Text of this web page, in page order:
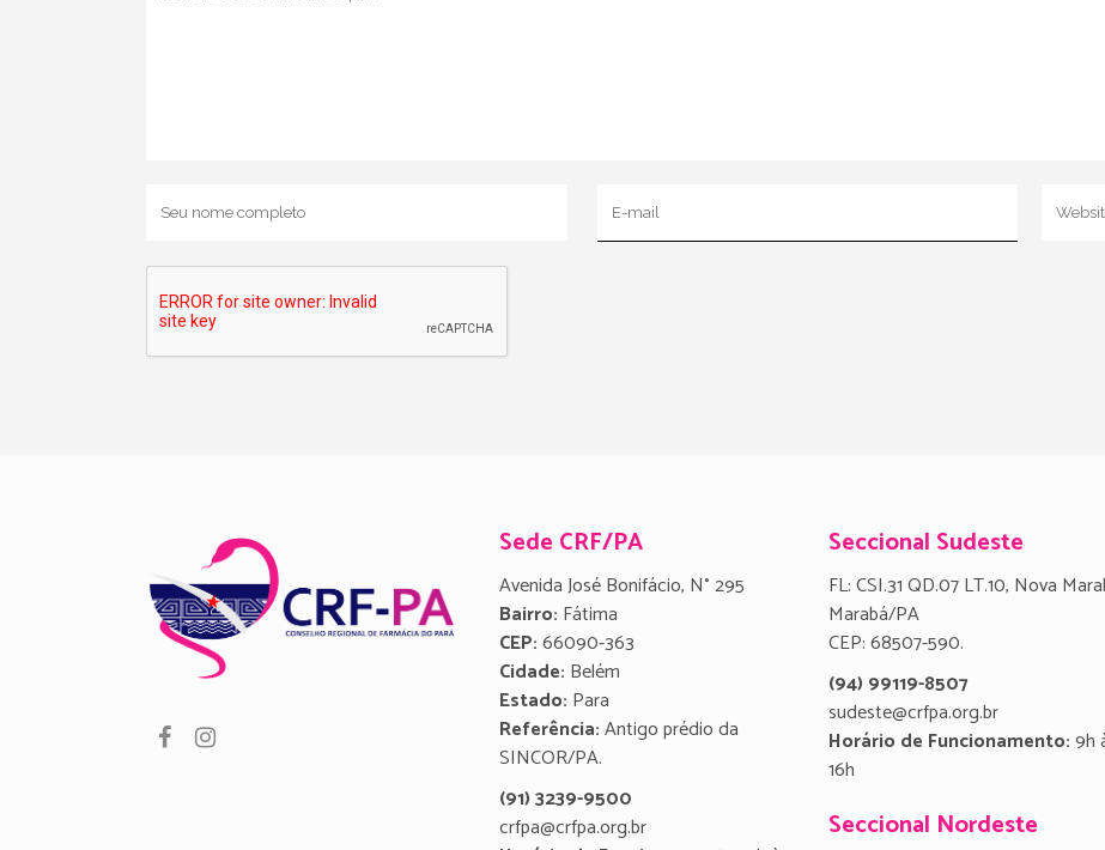
Sede CRF/PA
Avenida José Bonifácio, N° 295
Bairro: Fátima
CEP:66090-363
Cidade: Belém
Estado: Para
Referência:Antigo prédio da
SINCOR/PA.
(91) 3239-9500
crfpa@crfpa.org.br
Seccional Sudeste
FL: CSI.31 QD.07 LT.10, Nova
Marabá/PA
CEP: 68507-590.
(94) 99119-8507
sudeste@crfpa.org.br
Horário de Funcionamento:9h
16h
Seccional Nordeste